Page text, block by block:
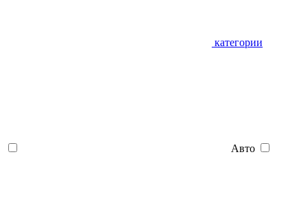
категории
Авто